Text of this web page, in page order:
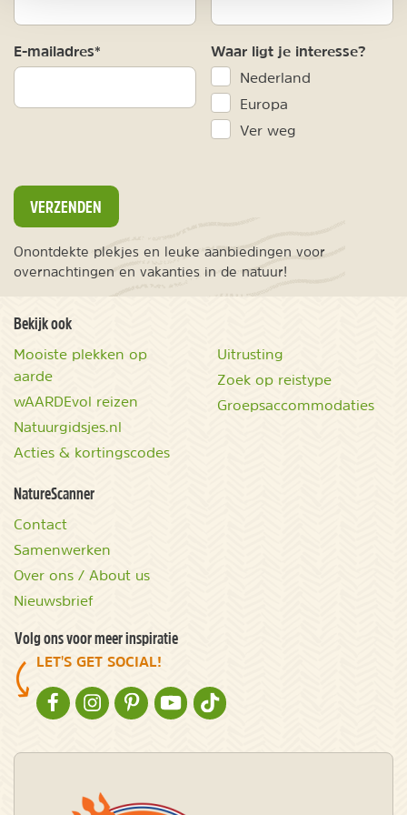
E-mailadres* Waar ligt je interesse?
Nederland
Europa
Ver weg
VERZENDEN
Onontdekte plekjes en leuke aanbiedingen voor
overnachtingen en vakanties in de natuur!
Bekijk ook
Mooiste plekken op
aarde
wAARDEvol reizen
Natuurgidsjes.nl
Acties & kortingscodes
Uitrusting
Zoek op reistype
Groepsaccommodaties
NatureScanner
Contact
Samenwerken
Over ons / About us
Nieuwsbrief
Volg ons voor meer inspiratie
LET'S GET SOCIAL!
NATURESCANNER OP FACEBOOK
NATURESCANNER OP INSTAGRAM
NATURESCANNER OP PINTEREST
NATURESCANNER OP YOUTUBE
NATURESCANNER OP TIKTOK